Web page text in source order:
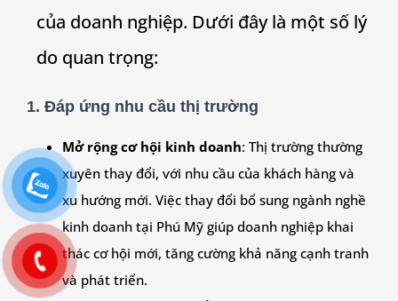
của doanh nghiệp. Dưới đây là một số lý
do quan trọng:
1. Đáp ứng nhu cầu thị trường
Mở rộng cơ hội kinh doanh: Thị trường thường
xuyên thay đổi, với nhu cầu của khách hàng và
xu hướng mới. Việc thay đổi bổ sung ngành nghề
kinh doanh tại Phú Mỹ giúp doanh nghiệp khai
thác cơ hội mới, tăng cường khả năng cạnh tranh
và phát triển.